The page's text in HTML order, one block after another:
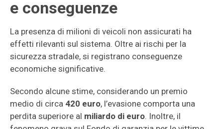
e conseguenze
La presenza di milioni di veicoli non assicurati ha
effetti rilevanti sul sistema. Oltre ai rischi per la
sicurezza stradale, si registrano conseguenze
economiche significative.
Secondo alcune stime, considerando un premio
medio di circa 420 euro, l’evasione comporta una
perdita superiore al miliardo di euro. Inoltre, il